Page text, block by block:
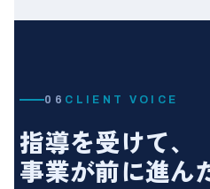
06 CLIENT VOICE
指導を受けて、
事業が前に進ん